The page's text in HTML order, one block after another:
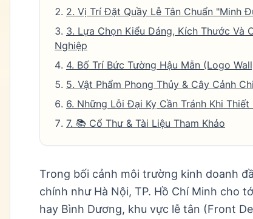
2. Vị Trí Đặt Quầy Lễ Tân Chuẩn "Minh
3. Lựa Chọn Kiểu Dáng, Kích Thước Và
Nghiệp
4. Bố Trí Bức Tường Hậu Mẫn (Logo
5. Vật Phẩm Phong Thủy & Cây Cảnh
6. Những Lỗi Đại Kỵ Cần Tránh Khi
7. 📚 Cổ Thư & Tài Liệu Tham Khảo
Trong bối cảnh môi trường kinh doanh
chính như Hà Nội, TP. Hồ Chí Minh cho
hay Bình Dương, khu vực lễ tân (Front